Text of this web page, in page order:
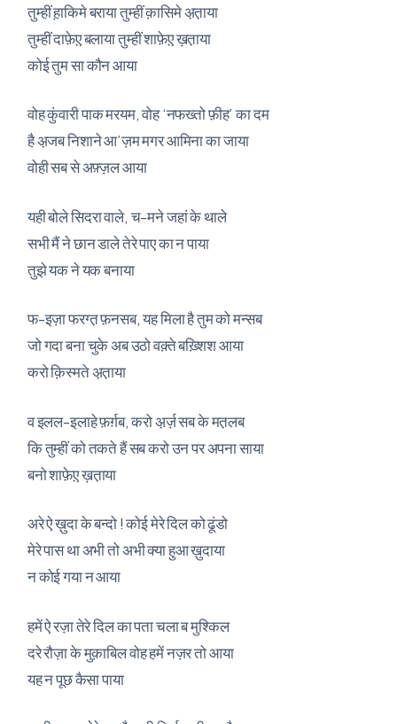
तुम्हीं ह़ाकिमे बराया तुम्हीं क़ासिमे अ़त़ाया
तुम्हीं दाफ़ेए़ बलाया तुम्हीं शाफ़ेए़ ख़त़ाया
कोई तुम सा कौन आया
वोह कुंवारी पाक मरयम, वोह ‘नफख्तो फ़ीह’ का दम
है अ़जब निशाने आ’ज़म मगर आमिना का जाया
वोही सब से अफ़्ज़ल आया
यही बोले सिदरा वाले, च-मने जहां के थाले
सभी मैं ने छान डाले तेरे पाए का न पाया
तुझे यक ने यक बनाया
फ-इज़ा फरग्त़ फ़नसब, यह मिला है तुम को मन्सब
जो गदा बना चुके अब उठो वक़्ते बख़्शिश आया
करो क़िस्मते अ़त़ाया
व इलल-इलाहे फ़र्ग़ब, करो अ़र्ज़ सब के मत़लब
कि तुम्हीं को तकते हैं सब करो उन पर अपना साया
बनो शाफ़ेए़ ख़त़ाया
अरे ऐ ख़ुदा के बन्दो ! कोई मेरे दिल को ढूंडो
मेरे पास था अभी तो अभी क्या हुआ ख़ुदाया
न कोई गया न आया
हमें ऐ रज़ा तेरे दिल का पता चला ब मुश्किल
दरे रौज़ा के मुक़ाबिल वोह हमें नज़र तो आया
यह न पूछ कैसा पाया